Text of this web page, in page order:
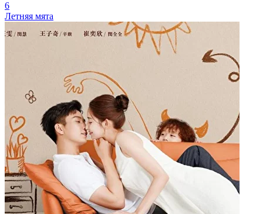
6
Летняя мята